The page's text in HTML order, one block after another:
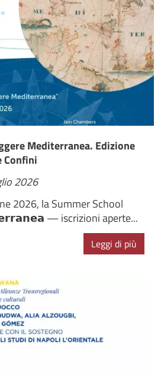
Mediterranea. Edizione
Confini
2026
2026, la Summer School
— iscrizioni aperte...
Leggi di più